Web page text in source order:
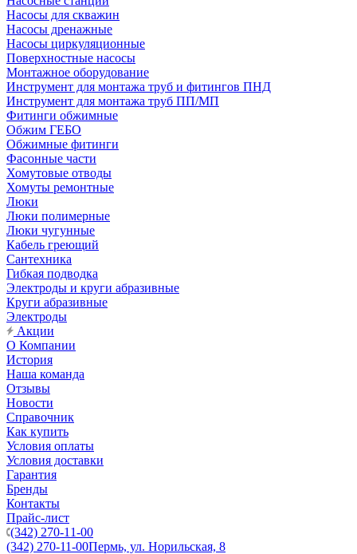
Насосы для скважин
Насосы дренажные
Насосы циркуляционные
Поверхностные насосы
Монтажное оборудование
Инструмент для монтажа труб и фитингов ПНД
Инструмент для монтажа труб ПП/МП
Фитинги обжимные
Обжим ГЕБО
Обжимные фитинги
Фасонные части
Хомутовые отводы
Хомуты ремонтные
Люки
Люки полимерные
Люки чугунные
Кабель греющий
Сантехника
Гибкая подводка
Электроды и круги абразивные
Круги абразивные
Электроды
Акции
О Компании
История
Наша команда
Отзывы
Новости
Справочник
Как купить
Условия оплаты
Условия доставки
Гарантия
Бренды
Контакты
Прайс-лист
(342) 270-11-00
(342) 270-11-00Пермь, ул. Норильская, 8